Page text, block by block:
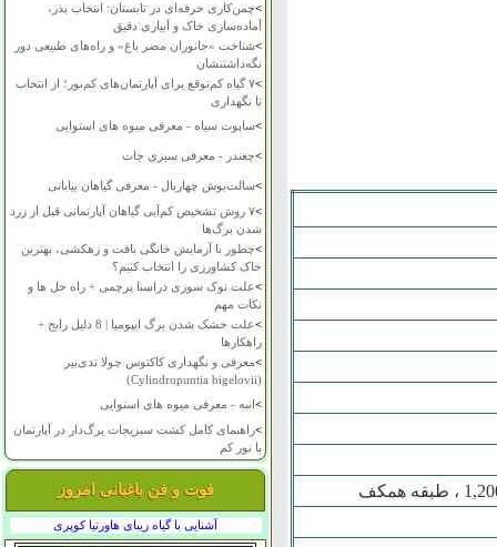
>چمن‌کاری حرفه‌ای در تابستان: انتخاب بذر،
آماده‌سازی خاک و آبیاری دقیق
>شناخت «جانوران مضر باغ» و راه‌های طبیعی دور
نگه‌داشتنشان
>
۷ گیاه کم‌توقع برای آپارتمان‌های کم‌نور؛ از انتخاب
تا نگهداری
>ساپوت سیاه - معرفی میوه های استوایی
>چغندر - معرفی سبزی جات
>سالت‌بوش چهاربال - معرفی گیاهان بیابانی
>
۷ روش تشخیص کم‌آبی گیاهان آپارتمانی قبل از زرد
شدن برگ‌ها
>چطور با آزمایش خانگی بافت و زهکشی، بهترین
خاک کشاورزی را انتخاب کنیم؟
>علت نوک سوزی دراسنا پرچمی + راه حل ها و
نکات مهم
>
علت خشک شدن برگ ایپومیا | 8 دلیل رایج +
راهکارها
>معرفی و نگهداری کاکتوس چولا تدی‌بیر
(Cylindropuntia bigelovii)
>انبه - معرفی میوه های استوایی
>راهنمای کامل کشت سبزیجات برگ‌دار در آپارتمان
با نور کم
فوت و فن باغبانی امروز
آشنایی با گیاه زیبای هاورتیا کوپری